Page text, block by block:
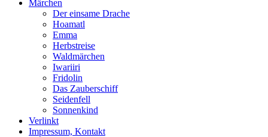
Märchen
Der einsame Drache
Hoamatl
Emma
Herbstreise
Waldmärchen
Iwariiri
Fridolin
Das Zauberschiff
Seidenfell
Sonnenkind
Verlinkt
Impressum, Kontakt